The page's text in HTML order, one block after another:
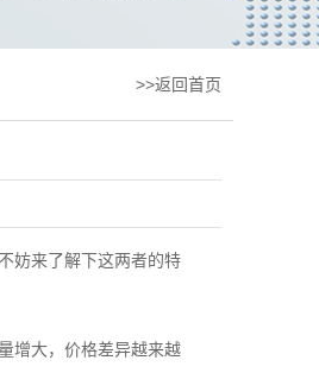
>>返回首页
妨来了解下这两者的特
增大，价格差异越来越